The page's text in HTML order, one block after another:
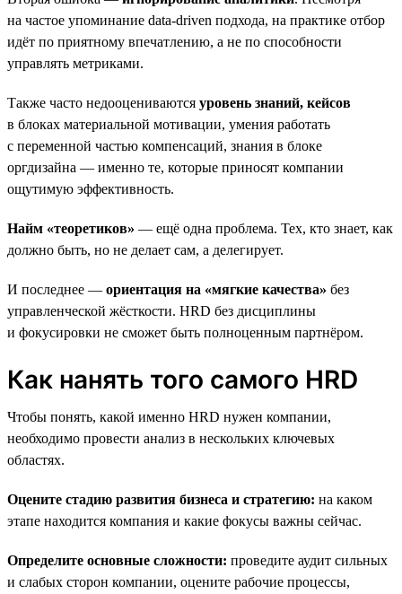
на частое упоминание data-driven подхода, на практике отбор
идёт по приятному впечатлению, а не по способности
управлять метриками.
Также часто недооцениваются уровень знаний, кейсов
в блоках материальной мотивации, умения работать
с переменной частью компенсаций, знания в блоке
оргдизайна — именно те, которые приносят компании
ощутимую эффективность.
Найм «теоретиков» — ещё одна проблема. Тех, кто знает, как
должно быть, но не делает сам, а делегирует.
И последнее — ориентация на «мягкие качества» без
управленческой жёсткости. HRD без дисциплины
и фокусировки не сможет быть полноценным партнёром.
Как нанять того самого HRD
Чтобы понять, какой именно HRD нужен компании,
необходимо провести анализ в нескольких ключевых
областях.
Оцените стадию развития бизнеса и стратегию: на каком
этапе находится компания и какие фокусы важны сейчас.
Определите основные сложности: проведите аудит сильных
и слабых сторон компании, оцените рабочие процессы,